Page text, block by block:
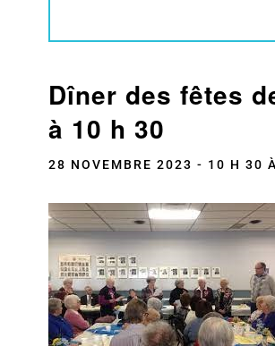
Dîner des fêtes
à 10 h 30
28 NOVEMBRE 2023 - 10 H 30 À